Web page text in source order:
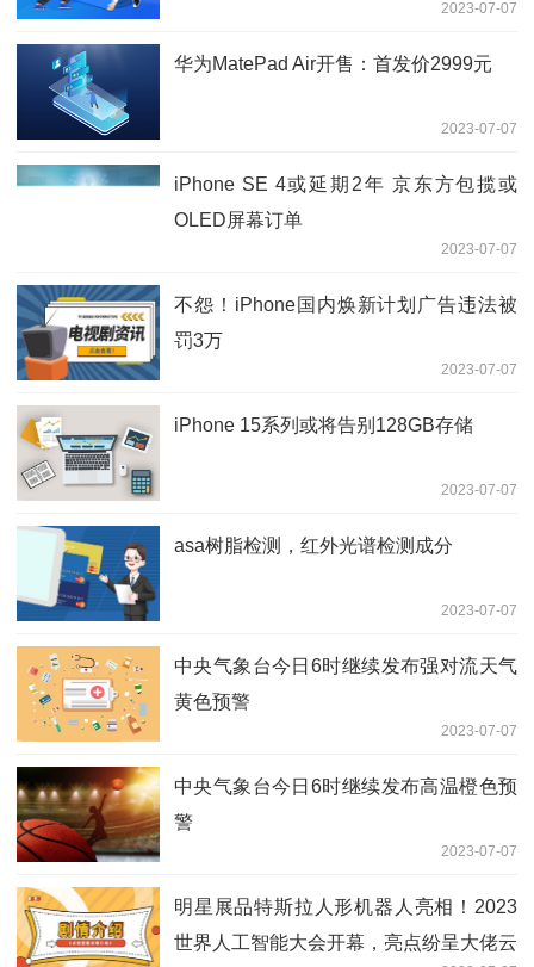
2023-07-07
华为MatePad Air开售：首发价2999元
2023-07-07
iPhone SE 4或延期2年 京东方包揽或
OLED屏幕订单
2023-07-07
不怨！iPhone国内焕新计划广告违法被
罚3万
2023-07-07
iPhone 15系列或将告别128GB存储
2023-07-07
asa树脂检测，红外光谱检测成分
2023-07-07
中央气象台今日6时继续发布强对流天气
黄色预警
2023-07-07
中央气象台今日6时继续发布高温橙色预
警
2023-07-07
明星展品特斯拉人形机器人亮相！2023
世界人工智能大会开幕，亮点纷呈大佬云